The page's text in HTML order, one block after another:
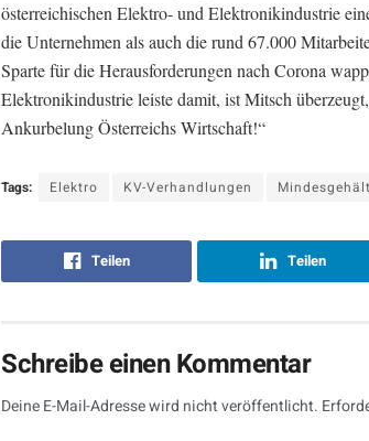
österreichischen Elektro- und Elektronikindustrie
die Unternehmen als auch die rund 67.000
Sparte für die Herausforderungen nach Corona
Elektronikindustrie leiste damit, ist Mitsch
Ankurbelung Österreichs Wirtschaft!“
Tags: Elektro KV-Verhandlungen
Teilen Teilen
Schreibe einen Kommentar
Deine E-Mail-Adresse wird nicht veröffentlicht.